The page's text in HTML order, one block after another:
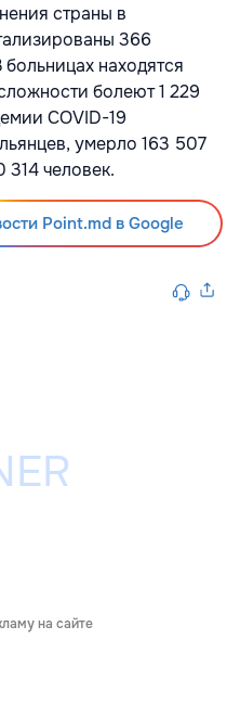
страны в
366
находятся
болеют 1 229
COVID-19
умерло 163 507
314 человек.
Point.md в Google
на сайте